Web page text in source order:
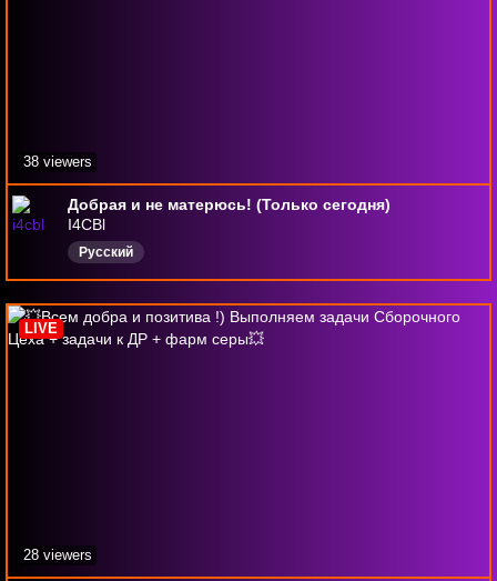
Добрая и не матерюсь! (Только сегодня)
I4CBl
Русский
38 viewers
LIVE
28 viewers